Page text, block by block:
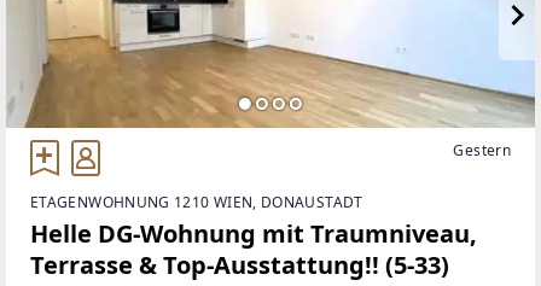
Gestern
ETAGENWOHNUNG 1210 WIEN, DONAUSTADT
Helle DG-Wohnung mit Traumniveau,
Terrasse & Top-Ausstattung!! (5-33)